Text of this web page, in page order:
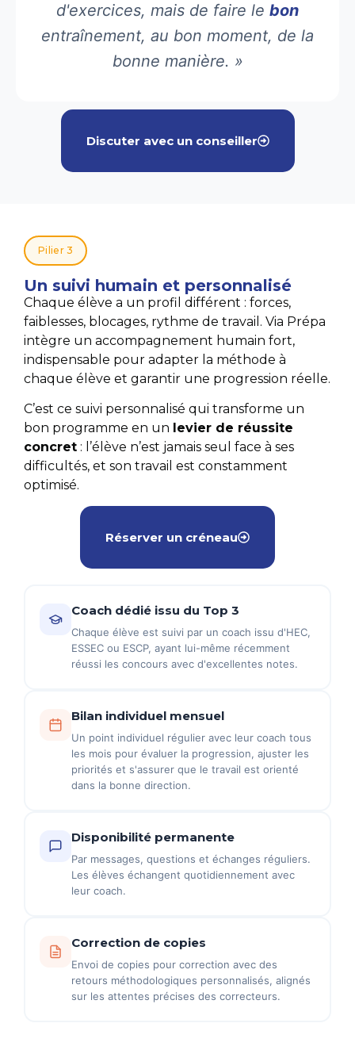
d'exercices, mais de faire le bon
entraînement, au bon moment, de la
bonne manière. »
Discuter avec un conseiller
Pilier 3
Un suivi humain et personnalisé
Chaque élève a un profil différent : forces,
faiblesses, blocages, rythme de travail. Via Prépa
intègre un accompagnement humain fort,
indispensable pour adapter la méthode à
chaque élève et garantir une progression réelle.
C’est ce suivi personnalisé qui transforme un
bon programme en un levier de réussite
concret : l’élève n’est jamais seul face à ses
difficultés, et son travail est constamment
optimisé.
Réserver un créneau
Coach dédié issu du Top 3
Chaque élève est suivi par un coach issu d'HEC,
ESSEC ou ESCP, ayant lui-même récemment
réussi les concours avec d'excellentes notes.
Bilan individuel mensuel
Un point individuel régulier avec leur coach tous
les mois pour évaluer la progression, ajuster les
priorités et s'assurer que le travail est orienté
dans la bonne direction.
Disponibilité permanente
Par messages, questions et échanges réguliers.
Les élèves échangent quotidiennement avec
leur coach.
Correction de copies
Envoi de copies pour correction avec des
retours méthodologiques personnalisés, alignés
sur les attentes précises des correcteurs.